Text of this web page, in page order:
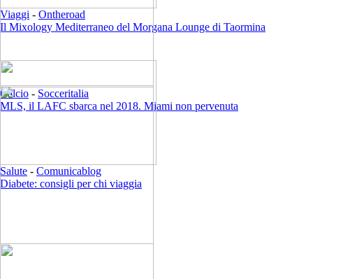
Viaggi - Ontheroad
Il Mixology Mediterraneo del Morgana Lounge di Taormina
Calcio - Socceritalia
MLS, il LAFC sbarca nel 2018. Miami non pervenuta
Salute - Comunicablog
Diabete: consigli per chi viaggia